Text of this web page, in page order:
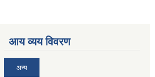
आय व्यय विवरण
अन्य